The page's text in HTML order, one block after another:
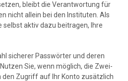
bleibt die Verantwortung für
nicht allein bei den Instituten. Als
selbst aktiv dazu beitragen, Ihre
sicherer Passwörter und deren
Sie, wenn möglich, die Zwei-
Zugriff auf Ihr Konto zusätzlich